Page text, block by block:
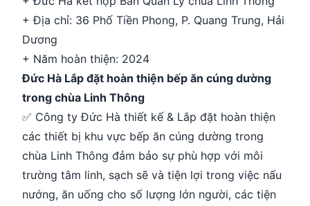
+ Địa chỉ: 36 Phố Tiền Phong, P. Quang Trung, Hải
Dương
+ Năm hoàn thiện: 2024
Đức Hà Lắp đặt hoàn thiện bếp ăn cúng dường
trong chùa Linh Thông
✅ Công ty Đức Hà thiết kế & Lắp đặt hoàn thiện
các thiết bị khu vực bếp ăn cúng dường trong
chùa Linh Thông đảm bảo sự phù hợp với môi
trường tâm linh, sạch sẽ và tiện lợi trong việc nấu
nướng, ăn uống cho số lượng lớn người, các tiện